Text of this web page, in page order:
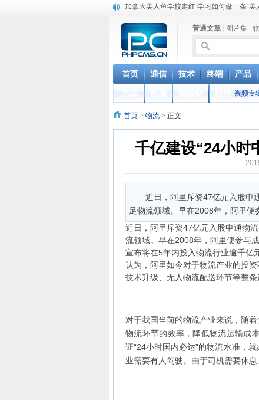
加拿大美人鱼学校走红 学习如何做一条“美
菲律宾的蟒蛇按摩：让4条巨蟒在你身上游
英国妖娆哥街头跳甩臀舞 根本停不下来
iOS 12.2 重磅功能更新，支持电信 Volte 和
联通正式确认VoLTE商用时间，移动电信
台湾中华电信停售新机对华为开出第一枪
联通电信要合并？中国电信董事长回应：
女人最敏感的部位在哪里？ 最喜欢用什么
揭秘非洲肯尼亚男孩割礼 跳入冰冷的河水
普通文章 图片集
首页 通信 技术 终端 产品
视频专
首页 > 物流 > 正文
千亿建设“24小时
近日，阿里斥资47亿元入股申
足物流领域。早在2008年，阿里便
近日，阿里斥资47亿元入股申通物
流领域。早在2008年，阿里便参与
宣布将在5年内投入物流行业逾千亿
认为，阿里如今对于物流产业的投
技术升级、无人物流配送环节等整
对于我国当前的物流产业来说，随
物流环节的效率，降低物流运输成
证“24小时国内必达”的物流水准，
业需要有人驾驶。由于司机需要休